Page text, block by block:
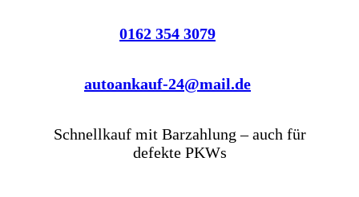
0162 354 3079
autoankauf-24@mail.de
Schnellkauf mit Barzahlung – auch für
defekte PKWs